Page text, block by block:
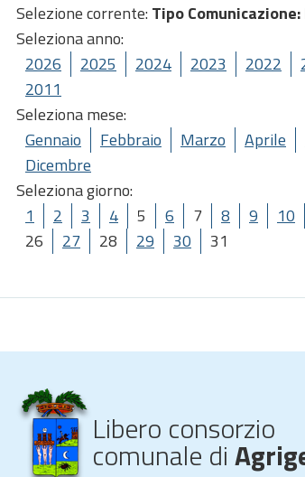
Selezione corrente: Tipo Comunicazione
Seleziona anno:
2026
2025 2024 2023 2022
2011
Seleziona mese:
Gennaio
Febbraio Marzo Aprile
Dicembre
Seleziona giorno:
1
2 3 4 5 6 7 8 9 10
26
27 28 29 30 31
Libero consorzio
comunale di